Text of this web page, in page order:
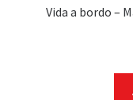
Vida a bordo –